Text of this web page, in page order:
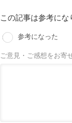
この記事は参考にな
参考になった
ご意見・ご感想をお寄